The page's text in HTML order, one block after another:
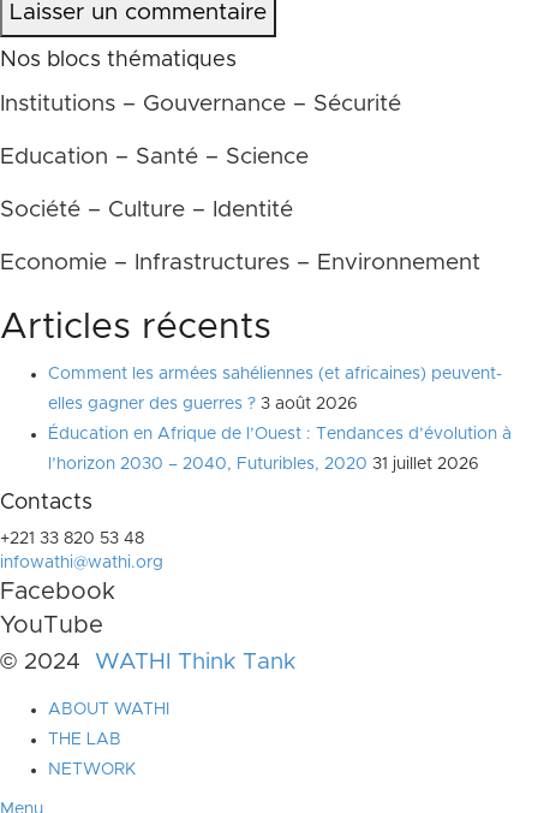
Laisser un commentaire
Nos blocs thématiques
Institutions – Gouvernance – Sécurité
Education – Santé – Science
Société – Culture – Identité
Economie – Infrastructures – Environnement
Articles récents
Comment les armées sahéliennes (et africaines) peuvent-
elles gagner des guerres ? 3 août 2026
Éducation en Afrique de l’Ouest : Tendances d’évolution à
l’horizon 2030 – 2040, Futuribles, 2020 31 juillet 2026
Contacts
+221 33 820 53 48
infowathi@wathi.org
Facebook
YouTube
© 2024 WATHI Think Tank
ABOUT WATHI
THE LAB
NETWORK
Menu